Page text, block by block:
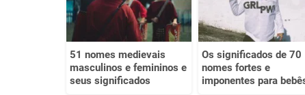
51 nomes medievais
masculinos e femininos e
seus significados
Os significados de 70
nomes fortes e
imponentes para